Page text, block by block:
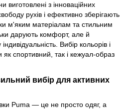
виготовлені з інноваційних
рухів і ефективно зберігають
м'яким матеріалам та стильним
дарують комфорт, але й
Вибір кольорів і
спортивний, так і кежуал-образ
вибір для активних
Puma — це не просто одяг, а